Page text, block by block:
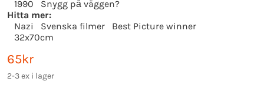
1990
Snygg på väggen?
Hitta mer:
Nazi
Svenska filmer
Best Picture winner
32x70cm
65kr
2-3 ex i lager